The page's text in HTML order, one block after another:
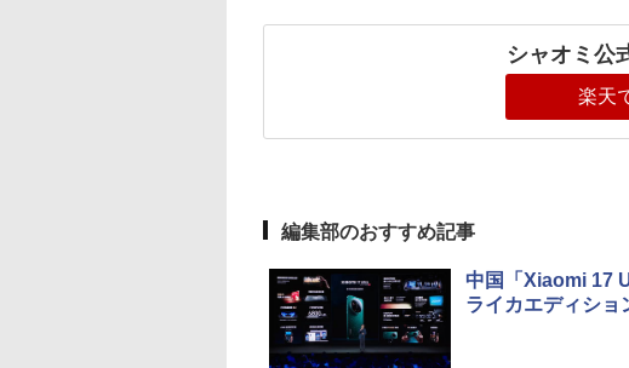
シャオミ公
楽天
編集部のおすすめ記事
中国「Xiaomi 17
ライカエディショ